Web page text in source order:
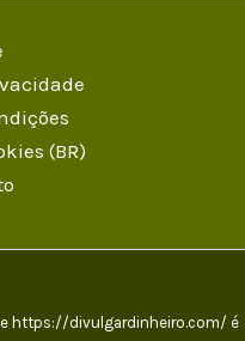
(BR)
https://divulgardinheiro.com/ é